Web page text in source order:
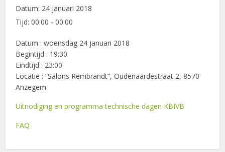
Datum: 24 januari 2018
Tijd:00:00 - 00:00
Datum : woensdag 24 januari 2018
Begintijd : 19:30
Eindtijd : 23:00
Locatie : “Salons Rembrandt”, Oudenaardestraat 2, 8570
Anzegem
Uitnodiging en programma technische dagen KBIVB
FAQ